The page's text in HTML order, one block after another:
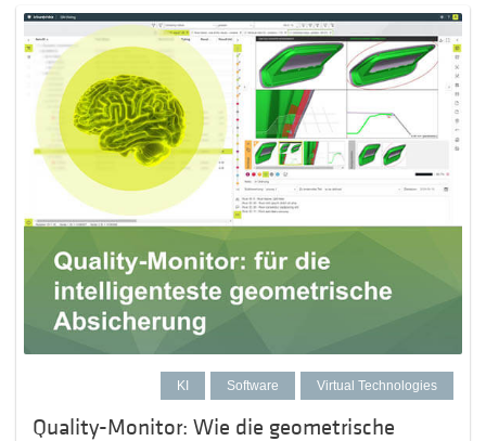
KI Software Virtual Technologies
Quality-Monitor: Wie die geometrische